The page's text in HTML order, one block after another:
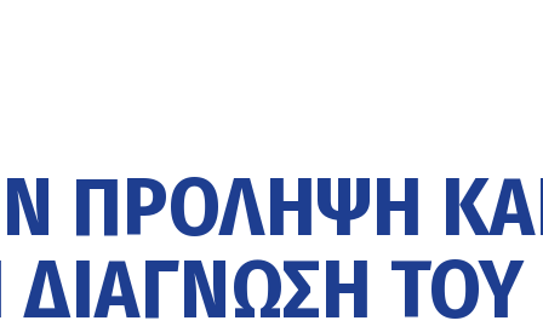
ΠΡΌΛΗΨΗ
ΤΟΥ